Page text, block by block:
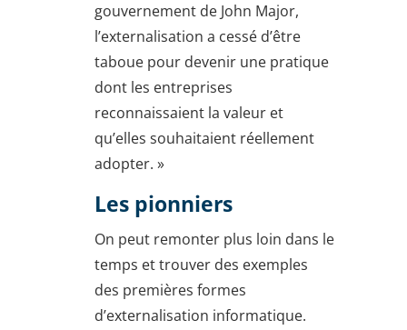
gouvernement de John Major,
l’externalisation a cessé d’être
taboue pour devenir une pratique
dont les entreprises
reconnaissaient la valeur et
qu’elles souhaitaient réellement
adopter. »
Les pionniers
On peut remonter plus loin dans le
temps et trouver des exemples
des premières formes
d’externalisation informatique.